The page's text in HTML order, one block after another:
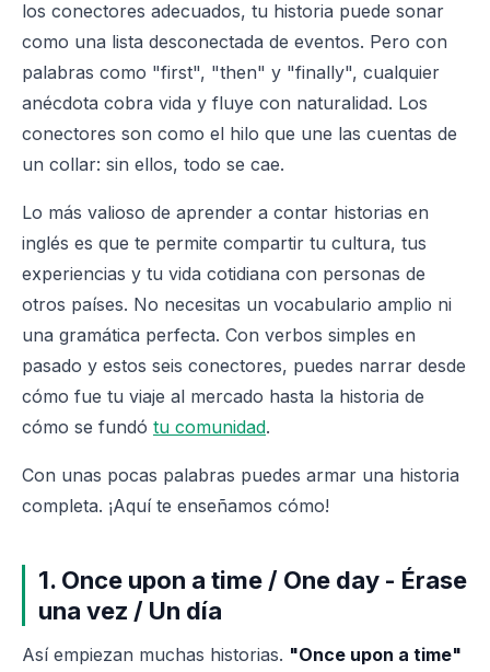
los conectores adecuados, tu historia puede sonar
como una lista desconectada de eventos. Pero con
palabras como "first", "then" y "finally", cualquier
anécdota cobra vida y fluye con naturalidad. Los
conectores son como el hilo que une las cuentas de
un collar: sin ellos, todo se cae.
Lo más valioso de aprender a contar historias en
inglés es que te permite compartir tu cultura, tus
experiencias y tu vida cotidiana con personas de
otros países. No necesitas un vocabulario amplio ni
una gramática perfecta. Con verbos simples en
pasado y estos seis conectores, puedes narrar desde
cómo fue tu viaje al mercado hasta la historia de
cómo se fundó tu comunidad.
Con unas pocas palabras puedes armar una historia
completa. ¡Aquí te enseñamos cómo!
1. Once upon a time / One day - Érase
una vez / Un día
Así empiezan muchas historias. "Once upon a time"